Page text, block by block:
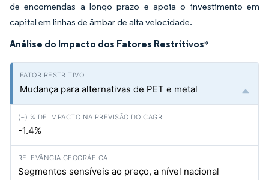
de encomendas a longo prazo e apoia o investimento em
capital em linhas de âmbar de alta velocidade.
Análise do Impacto dos Fatores Restritivos*
Mudança para alternativas de PET e metal
-1.4%
Segmentos sensíveis ao preço, a nível nacional